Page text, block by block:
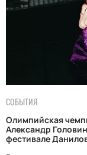
СОБЫТИЯ
Олимпийская
Александр
фестивале